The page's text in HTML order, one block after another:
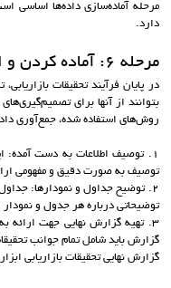
مرحله آماده‌سازی داده‌ها اساسی
دارد.
مرحله 6: آماده كردن و ارايه گزارش تحقيق (Preparation of Research Report)
در پایان فرآیند تحقیقات
بتوانند از آنها برای
روش‌های استفاده شده، جمع‌آوری
1. توصیف اطلاعات به دست
توصیف به صورت دقیق و مفهومی
2. توضیح جداول و نمودارها:
توضیحاتی درباره هر جدول و نمودار
3. تهیه گزارش نهایی جهت ارائه
گزارش باید شامل تمام جوانب
گزارش نهایی تحقیقات بازاریابی